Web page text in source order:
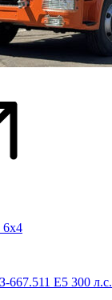
6х4
Е5 300 л.с.